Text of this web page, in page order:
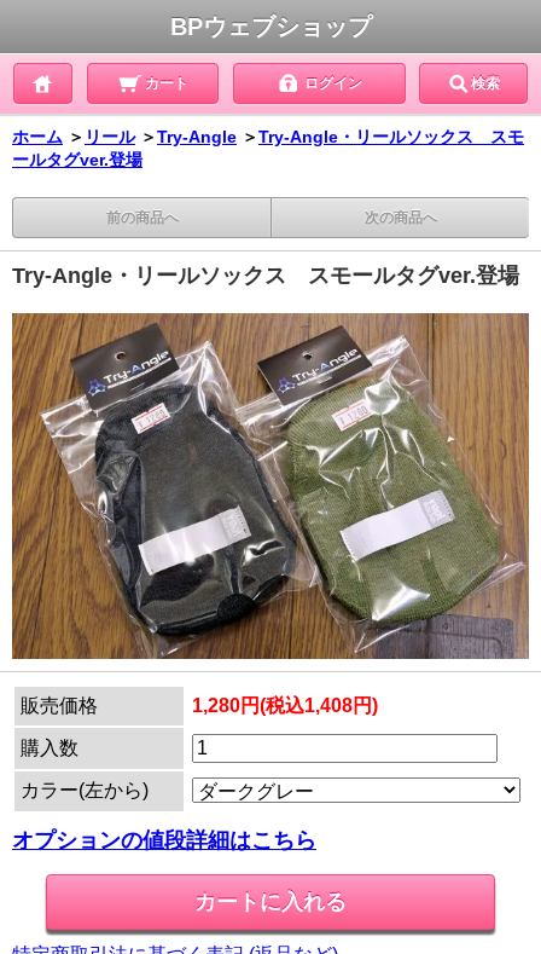
BPウェブショップ
カート ログイン 検索
ホーム ＞ リール ＞Try-Angle ＞Try-Angle・リールソックス スモ
ールタグver.登場
前の商品へ 次の商品へ
Try-Angle・リールソックス スモールタグver.登場
販売価格 1,280円(税込1,408円)
購入数
カラー(左から)
オプションの値段詳細はこちら